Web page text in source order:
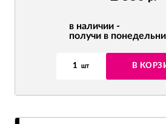
в наличии -
получи в
1 шт В